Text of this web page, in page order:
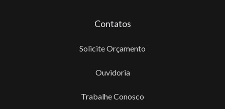
Contatos
Solicite Orçamento
Ouvidoria
Trabalhe Conosco